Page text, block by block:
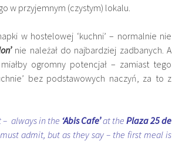
w przyjemnym (czystym) lokalu.
w hostelowej ‘kuchni’ – normalnie nie
nie należał do najbardziej zadbanych. A
ogromny potencjał – zamiast tego
bez podstawowych naczyń, za to z
– always in the ‘Abis Cafe’at the Plaza 25 de
admit, but as they say – the first meal is